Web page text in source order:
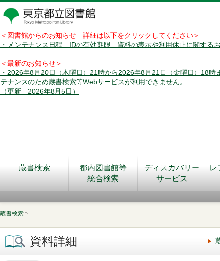
＜図書館からのお知らせ 詳細は以下をクリックしてください＞
・メンテナンス日程、IDの有効期限、資料の表示や利用休止に関する
＜最新のお知らせ＞
・2026年8月20日（木曜日）21時から2026年8月21日（金曜日）18時
テナンスのため蔵書検索等Webサービスが利用できません。
（更新 2026年8月5日）
蔵書検索
都内図書館等
統合検索
ディスカバリー
サービス
レ
蔵書検索 >
資料詳細